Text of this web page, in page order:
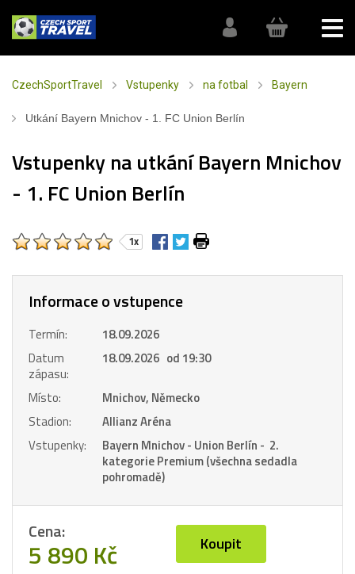
CzechSportTravel Vstupenky na fotbal Bayern
Utkání Bayern Mnichov - 1. FC Union Berlín
Vstupenky na utkání Bayern Mnichov
- 1. FC Union Berlín
1x
Informace o vstupence
Termín:
18.09.2026
Datum
zápasu:
18.09.2026 od 19:30
Místo:
Mnichov, Německo
Stadion:
Allianz Aréna
Vstupenky:
Bayern Mnichov - Union Berlín - 2.
kategorie Premium (všechna sedadla
pohromadě)
Cena:
5 890 Kč Koupit